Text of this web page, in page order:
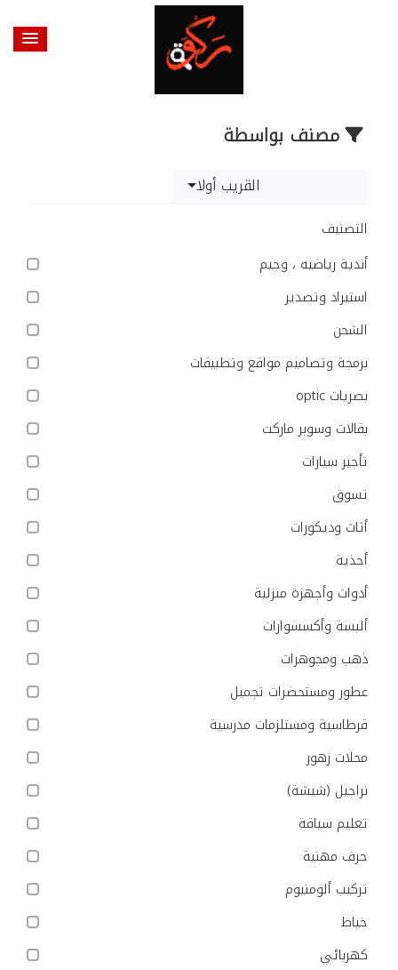
مصنف بواسطة
القريب أولا
التصنيف
أندية رياضيه ، وجيم
استيراد وتصدير
الشحن
برمجة وتصاميم مواقع وتطبيقات
بصريات optic
بقالات وسوبر ماركت
تأجير سيارات
تسوق
أثاث وديكورات
أحذية
أدوات وأجهزة منزلية
ألبسة وأكسسوارات
ذهب ومجوهرات
عطور ومستحضرات تجميل
قرطاسية ومستلزمات مدرسية
محلات زهور
نراجيل (شيشة)
تعليم سياقة
حرف مهنية
تركيب ألومنيوم
خياط
كهربائي